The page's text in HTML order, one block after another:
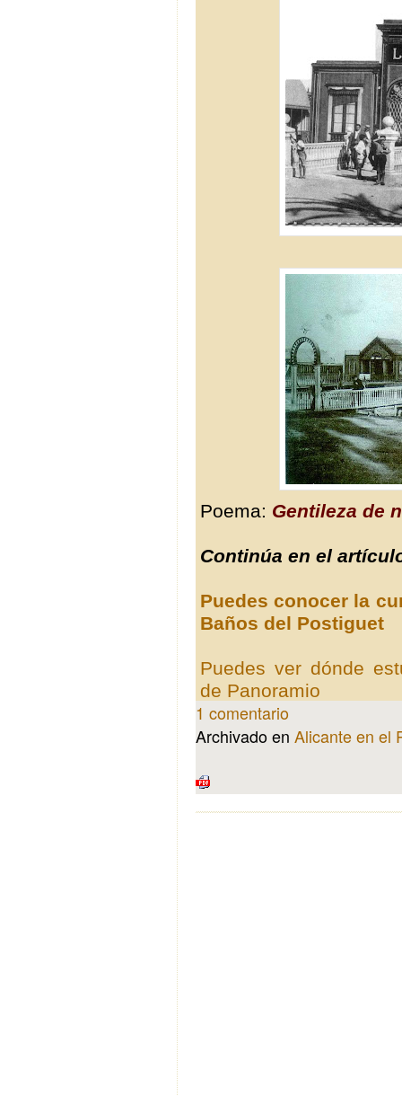
Poema: Gentileza de
Continúa en el
Puedes conocer la
Baños del Postiguet
Puedes ver dónde
de Panoramio
1 comentario
Archivado en Alicante en el